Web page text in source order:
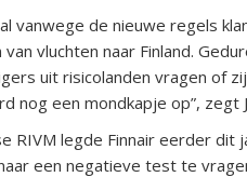
vanwege de nieuwe regels
van vluchten naar Finland.
uit risicolanden vragen of
nog een mondkapje op”, zegt
RIVM legde Finnair eerder dit
een negatieve test te